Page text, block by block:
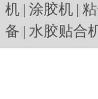
机 | 涂胶机 |
备 | 水胶贴合